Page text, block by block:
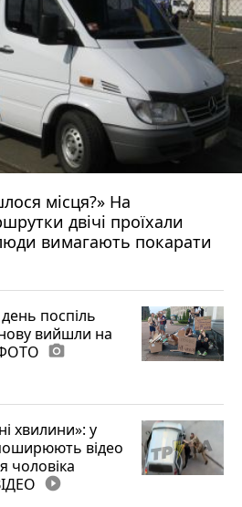
місця?» На
двічі проїхали
вимагають покарати
поспіль
вийшли на
photo_camera
хвилини»: у
відео
чоловіка
play_circle_filled